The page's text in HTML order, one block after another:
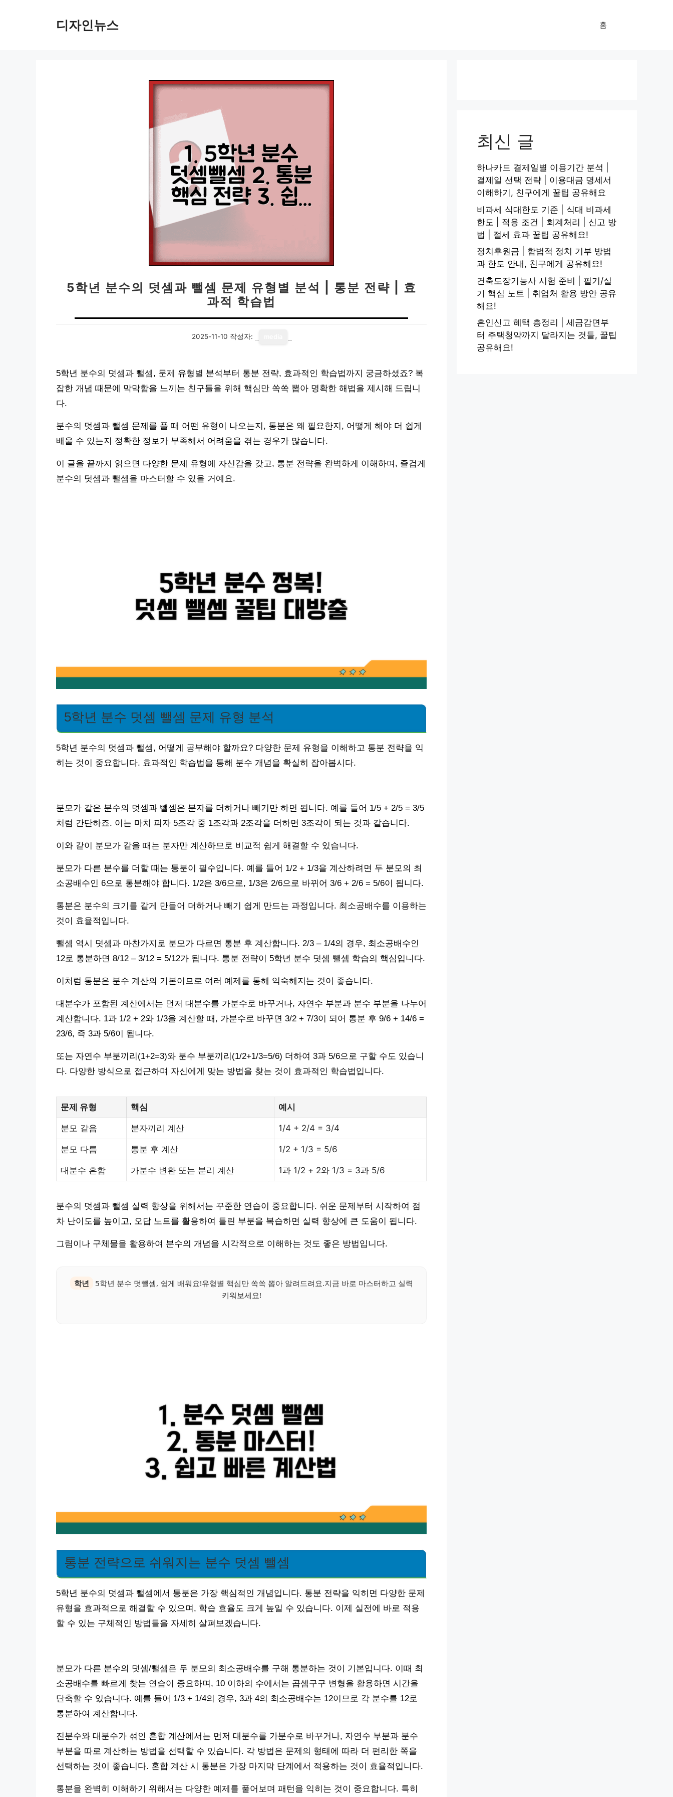
디자인뉴스 홈
5학년 분수의 덧셈과 뺄셈 문제 유형별 분석 | 통분 전략 | 효
과적 학습법
2025-11-10 작성자:
5학년 분수의 덧셈과 뺄셈, 문제 유형별 분석부터 통분 전략, 효과적인 학습법까지 궁금하셨죠? 복
잡한 개념 때문에 막막함을 느끼는 친구들을 위해 핵심만 쏙쏙 뽑아 명확한 해법을 제시해 드립니
다.
분수의 덧셈과 뺄셈 문제를 풀 때 어떤 유형이 나오는지, 통분은 왜 필요한지, 어떻게 해야 더 쉽게
배울 수 있는지 정확한 정보가 부족해서 어려움을 겪는 경우가 많습니다.
이 글을 끝까지 읽으면 다양한 문제 유형에 자신감을 갖고, 통분 전략을 완벽하게 이해하며, 즐겁게
분수의 덧셈과 뺄셈을 마스터할 수 있을 거예요.
5학년 분수 덧셈 뺄셈 문제 유형 분석
5학년 분수의 덧셈과 뺄셈, 어떻게 공부해야 할까요? 다양한 문제 유형을 이해하고 통분 전략을 익
히는 것이 중요합니다. 효과적인 학습법을 통해 분수 개념을 확실히 잡아봅시다.
분모가 같은 분수의 덧셈과 뺄셈은 분자를 더하거나 빼기만 하면 됩니다. 예를 들어 1/5 + 2/5 = 3/5
처럼 간단하죠. 이는 마치 피자 5조각 중 1조각과 2조각을 더하면 3조각이 되는 것과 같습니다.
이와 같이 분모가 같을 때는 분자만 계산하므로 비교적 쉽게 해결할 수 있습니다.
분모가 다른 분수를 더할 때는 통분이 필수입니다. 예를 들어 1/2 + 1/3을 계산하려면 두 분모의 최
소공배수인 6으로 통분해야 합니다. 1/2은 3/6으로, 1/3은 2/6으로 바뀌어 3/6 + 2/6 = 5/6이 됩니다.
통분은 분수의 크기를 같게 만들어 더하거나 빼기 쉽게 만드는 과정입니다. 최소공배수를 이용하는
것이 효율적입니다.
뺄셈 역시 덧셈과 마찬가지로 분모가 다르면 통분 후 계산합니다. 2/3 – 1/4의 경우, 최소공배수인
12로 통분하면 8/12 – 3/12 = 5/12가 됩니다. 통분 전략이 5학년 분수 덧셈 뺄셈 학습의 핵심입니다.
이처럼 통분은 분수 계산의 기본이므로 여러 예제를 통해 익숙해지는 것이 좋습니다.
대분수가 포함된 계산에서는 먼저 대분수를 가분수로 바꾸거나, 자연수 부분과 분수 부분을 나누어
계산합니다. 1과 1/2 + 2와 1/3을 계산할 때, 가분수로 바꾸면 3/2 + 7/3이 되어 통분 후 9/6 + 14/6 =
23/6, 즉 3과 5/6이 됩니다.
또는 자연수 부분끼리(1+2=3)와 분수 부분끼리(1/2+1/3=5/6) 더하여 3과 5/6으로 구할 수도 있습니
다. 다양한 방식으로 접근하며 자신에게 맞는 방법을 찾는 것이 효과적인 학습법입니다.
문제 유형 핵심 예시
분모 같음 분자끼리 계산 1/4 + 2/4 = 3/4
분모 다름 통분 후 계산 1/2 + 1/3 = 5/6
대분수 혼합 가분수 변환 또는 분리 계산 1과 1/2 + 2와 1/3 = 3과 5/6
분수의 덧셈과 뺄셈 실력 향상을 위해서는 꾸준한 연습이 중요합니다. 쉬운 문제부터 시작하여 점
차 난이도를 높이고, 오답 노트를 활용하여 틀린 부분을 복습하면 실력 향상에 큰 도움이 됩니다.
그림이나 구체물을 활용하여 분수의 개념을 시각적으로 이해하는 것도 좋은 방법입니다.
학년
5학년 분수 덧뺄셈, 쉽게 배워요!유형별 핵심만 쏙쏙 뽑아 알려드려요.지금 바로 마스터하고 실력
키워보세요!
통분 전략으로 쉬워지는 분수 덧셈 뺄셈
5학년 분수의 덧셈과 뺄셈에서 통분은 가장 핵심적인 개념입니다. 통분 전략을 익히면 다양한 문제
유형을 효과적으로 해결할 수 있으며, 학습 효율도 크게 높일 수 있습니다. 이제 실전에 바로 적용
할 수 있는 구체적인 방법들을 자세히 살펴보겠습니다.
분모가 다른 분수의 덧셈/뺄셈은 두 분모의 최소공배수를 구해 통분하는 것이 기본입니다. 이때 최
소공배수를 빠르게 찾는 연습이 중요하며, 10 이하의 수에서는 곱셈구구 변형을 활용하면 시간을
단축할 수 있습니다. 예를 들어 1/3 + 1/4의 경우, 3과 4의 최소공배수는 12이므로 각 분수를 12로
통분하여 계산합니다.
진분수와 대분수가 섞인 혼합 계산에서는 먼저 대분수를 가분수로 바꾸거나, 자연수 부분과 분수
부분을 따로 계산하는 방법을 선택할 수 있습니다. 각 방법은 문제의 형태에 따라 더 편리한 쪽을
선택하는 것이 좋습니다. 혼합 계산 시 통분은 가장 마지막 단계에서 적용하는 것이 효율적입니다.
통분을 완벽히 이해하기 위해서는 다양한 예제를 풀어보며 패턴을 익히는 것이 중요합니다. 특히
최신 글
하나카드 결제일별 이용기간 분석 |
결제일 선택 전략 | 이용대금 명세서
이해하기, 친구에게 꿀팁 공유해요
비과세 식대한도 기준 | 식대 비과세
한도 | 적용 조건 | 회계처리 | 신고 방
법 | 절세 효과 꿀팁 공유해요!
정치후원금 | 합법적 정치 기부 방법
과 한도 안내, 친구에게 공유해요!
건축도장기능사 시험 준비 | 필기/실
기 핵심 노트 | 취업처 활용 방안 공유
해요!
혼인신고 혜택 총정리 | 세금감면부
터 주택청약까지 달라지는 것들, 꿀팁
공유해요!